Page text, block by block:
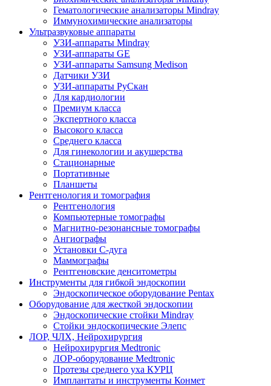
Гематологические анализаторы Mindray
Иммунохимические анализаторы
Ультразвуковые аппараты
УЗИ-аппараты Mindray
УЗИ-аппараты GE
УЗИ-аппараты Samsung Medison
Датчики УЗИ
УЗИ-аппараты РуСкан
Для кардиологии
Премиум класса
Экспертного класса
Высокого класса
Среднего класса
Для гинекологии и акушерства
Стационарные
Портативные
Планшеты
Рентгенология и томография
Рентгенология
Компьютерные томографы
Магнитно-резонансные томографы
Ангиографы
Установки С-дуга
Маммографы
Рентгеновские денситометры
Инструменты для гибкой эндоскопии
Эндоскопическое оборудование Pentax
Оборудование для жесткой эндоскопии
Эндоскопические стойки Mindray
Стойки эндоскопические Элепс
ЛОР, ЧЛХ, Нейрохирургия
Нейрохирургия Medtronic
ЛОР-оборудование Medtronic
Протезы среднего уха КУРЦ
Имплантаты и инструменты Конмет